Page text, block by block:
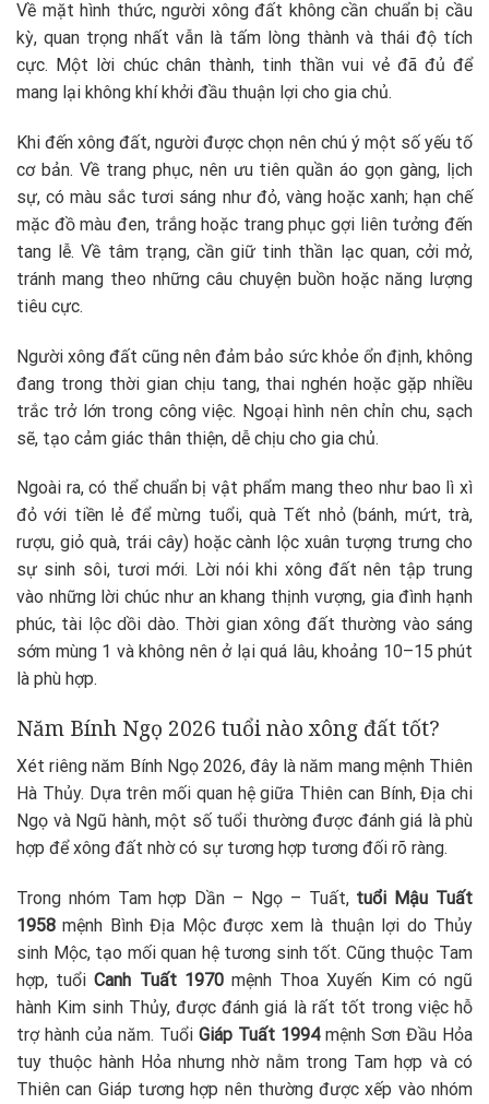
Về mặt hình thức, người xông đất không cần chuẩn bị cầu
kỳ, quan trọng nhất vẫn là tấm lòng thành và thái độ tích
cực. Một lời chúc chân thành, tinh thần vui vẻ đã đủ để
mang lại không khí khởi đầu thuận lợi cho gia chủ.
Khi đến xông đất, người được chọn nên chú ý một số yếu tố
cơ bản. Về trang phục, nên ưu tiên quần áo gọn gàng, lịch
sự, có màu sắc tươi sáng như đỏ, vàng hoặc xanh; hạn chế
mặc đồ màu đen, trắng hoặc trang phục gợi liên tưởng đến
tang lễ. Về tâm trạng, cần giữ tinh thần lạc quan, cởi mở,
tránh mang theo những câu chuyện buồn hoặc năng lượng
tiêu cực.
Người xông đất cũng nên đảm bảo sức khỏe ổn định, không
đang trong thời gian chịu tang, thai nghén hoặc gặp nhiều
trắc trở lớn trong công việc. Ngoại hình nên chỉn chu, sạch
sẽ, tạo cảm giác thân thiện, dễ chịu cho gia chủ.
Ngoài ra, có thể chuẩn bị vật phẩm mang theo như bao lì xì
đỏ với tiền lẻ để mừng tuổi, quà Tết nhỏ (bánh, mứt, trà,
rượu, giỏ quà, trái cây) hoặc cành lộc xuân tượng trưng cho
sự sinh sôi, tươi mới. Lời nói khi xông đất nên tập trung
vào những lời chúc như an khang thịnh vượng, gia đình hạnh
phúc, tài lộc dồi dào. Thời gian xông đất thường vào sáng
sớm mùng 1 và không nên ở lại quá lâu, khoảng 10–15 phút
là phù hợp.
Năm Bính Ngọ 2026 tuổi nào xông đất tốt?
Xét riêng năm Bính Ngọ 2026, đây là năm mang mệnh Thiên
Hà Thủy. Dựa trên mối quan hệ giữa Thiên can Bính, Địa chi
Ngọ và Ngũ hành, một số tuổi thường được đánh giá là phù
hợp để xông đất nhờ có sự tương hợp tương đối rõ ràng.
Trong nhóm Tam hợp Dần – Ngọ – Tuất,tuổi Mậu Tuất
1958 mệnh Bình Địa Mộc được xem là thuận lợi do Thủy
sinh Mộc, tạo mối quan hệ tương sinh tốt. Cũng thuộc Tam
hợp, tuổiCanh Tuất 1970mệnh Thoa Xuyến Kim có ngũ
hành Kim sinh Thủy, được đánh giá là rất tốt trong việc hỗ
trợ hành của năm. Tuổi Giáp Tuất 1994mệnh Sơn Đầu Hỏa
tuy thuộc hành Hỏa nhưng nhờ nằm trong Tam hợp và có
Thiên can Giáp tương hợp nên thường được xếp vào nhóm